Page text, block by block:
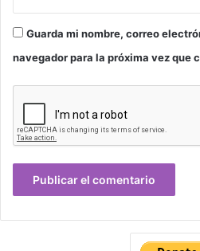
Guarda mi nombre, correo
navegador para la próxima vez que